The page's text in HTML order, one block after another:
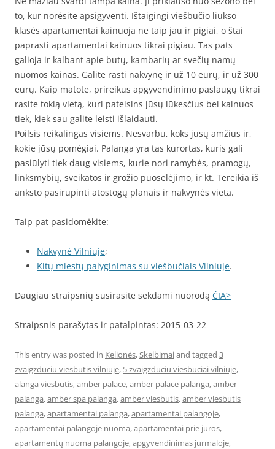
to, kur norėsite apsigyventi. Ištaigingi viešbučio liukso
klasės apartamentai kainuoja ne taip jau ir pigiai, o štai
paprasti apartamentai kainuos tikrai pigiau. Tas pats
galioja ir kalbant apie butų, kambarių ar svečių namų
nuomos kainas. Galite rasti nakvynę ir už 10 eurų, ir už 300
eurų. Kaip matote, prireikus apgyvendinimo paslaugų tikrai
rasite tokią vietą, kuri pateisins jūsų lūkesčius bei kainuos
tiek, kiek sau galite leisti išlaidauti.
Poilsis reikalingas visiems. Nesvarbu, koks jūsų amžius ir,
kokie jūsų pomėgiai. Palanga yra tas kurortas, kuris gali
pasiūlyti tiek daug visiems, kurie nori ramybės, pramogų,
linksmybių, sveikatos ir grožio puoselėjimo, ir kt. Tereikia iš
anksto pasirūpinti atostogų planais ir nakvynės vieta.
Taip pat pasidomėkite:
Nakvynė Vilniuje;
Kitų miestų palyginimas su viešbučiais Vilniuje.
Daugiau straipsnių susirasite sekdami nuorodą ČIA>
Straipsnis parašytas ir patalpintas: 2015-03-22
This entry was posted in Kelionės,Skelbimaiand tagged 3
zvaigzduciu viesbutis vilniuje, 5 zvaigzduciu viesbuciai vilniuje,
alanga viesbutis,amber palace,amber palace palanga,amber
palanga,amber spa palanga,amber viesbutis,amber viesbutis
palanga,apartamentai palanga,apartamentai palangoje,
apartamentai palangoje nuoma,apartamentai prie juros,
apartamentų nuoma palangoje,apgyvendinimas jurmaloje,